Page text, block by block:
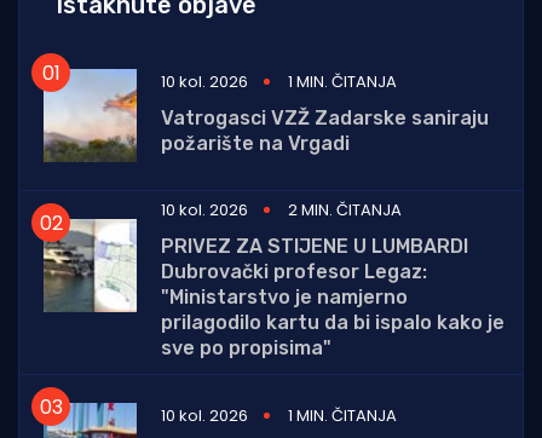
10 kol. 2026
1 MIN. ČITANJA
Vatrogasci VZŽ Zadarske saniraju
požarište na Vrgadi
10 kol. 2026
2 MIN. ČITANJA
PRIVEZ ZA STIJENE U LUMBARDI
Dubrovački profesor Legaz:
"Ministarstvo je namjerno
prilagodilo kartu da bi ispalo kako je
sve po propisima"
10 kol. 2026
1 MIN. ČITANJA